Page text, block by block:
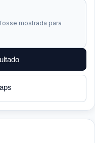
mostrada para